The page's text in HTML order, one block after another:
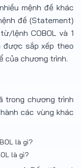
mệnh đề khác
đề (Statement)
lệnh COBOL và 1
được sắp xếp theo
của chương trình.
trong chương trình
các vùng khác
là gì?